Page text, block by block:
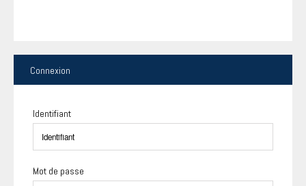
Connexion
Identifiant
Mot de passe